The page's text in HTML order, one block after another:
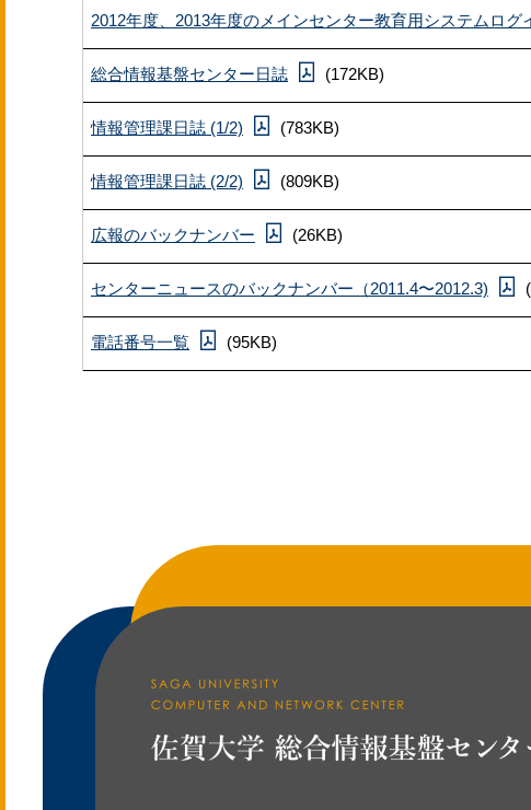
2012年度、2013年度のメインセンター教育用システムログ
総合情報基盤センター日誌 (172KB)
情報管理課日誌 (1/2) (783KB)
情報管理課日誌 (2/2) (809KB)
広報のバックナンバー (26KB)
センターニュースのバックナンバー（2011.4〜2012.3)
電話番号一覧 (95KB)